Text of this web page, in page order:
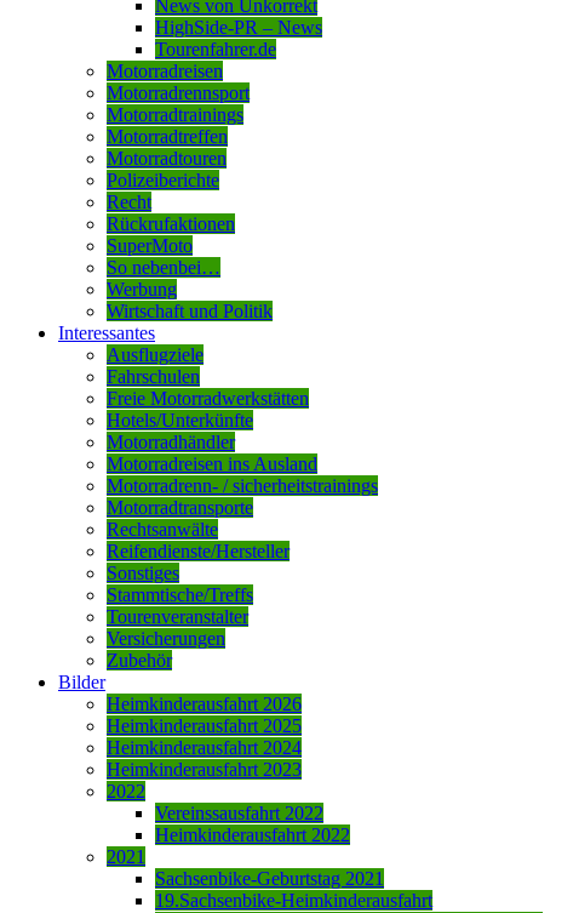
News von Unkorrekt
HighSide-PR – News
Tourenfahrer.de
Motorradreisen
Motorradrennsport
Motorradtrainings
Motorradtreffen
Motorradtouren
Polizeiberichte
Recht
Rückrufaktionen
SuperMoto
So nebenbei…
Werbung
Wirtschaft und Politik
Interessantes
Ausflugziele
Fahrschulen
Freie Motorradwerkstätten
Hotels/Unterkünfte
Motorradhändler
Motorradreisen ins Ausland
Motorradrenn- / sicherheitstrainings
Motorradtransporte
Rechtsanwälte
Reifendienste/Hersteller
Sonstiges
Stammtische/Treffs
Tourenveranstalter
Versicherungen
Zubehör
Bilder
Heimkinderausfahrt 2026
Heimkinderausfahrt 2025
Heimkinderausfahrt 2024
Heimkinderausfahrt 2023
2022
Vereinssausfahrt 2022
Heimkinderausfahrt 2022
2021
Sachsenbike-Geburtstag 2021
19.Sachsenbike-Heimkinderausfahrt